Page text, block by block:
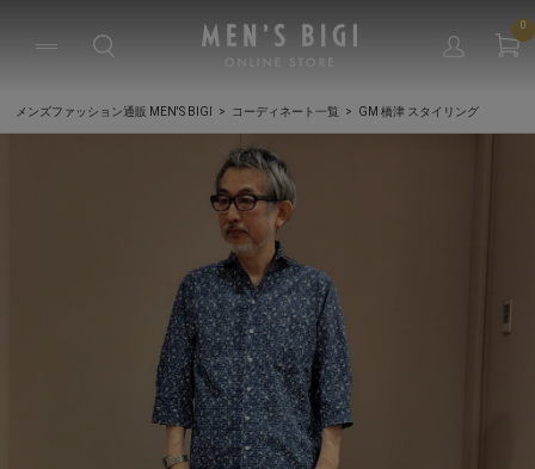
0
メンズファッション通販 MEN'S BIGI コーディネート一覧 GM 橋津 スタイリング